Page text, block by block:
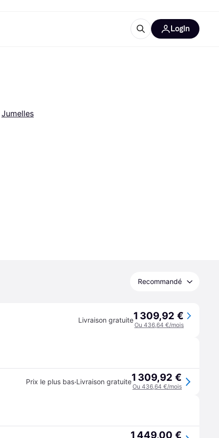
Login
Jumelles
Recommandé
Livraison gratuite1 309,92 €
Ou 436,64 €/mois
Prix le plus bas·Livraison gratuite1 309,92 €
Ou 436,64 €/mois
1 449,00 €